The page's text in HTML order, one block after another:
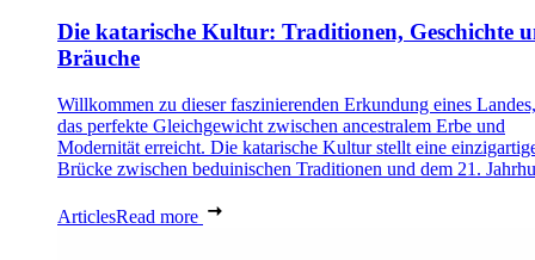
Die katarische Kultur: Traditionen, Geschichte
Bräuche
Willkommen zu dieser faszinierenden Erkundung eines
das perfekte Gleichgewicht zwischen ancestralem Erbe und
Modernität erreicht. Die katarische Kultur stellt eine
Brücke zwischen beduinischen Traditionen und dem 21.
ArticlesRead more